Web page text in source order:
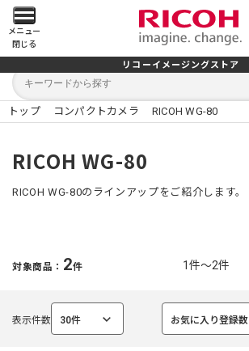
メ
イ
ン
メ
ニ
ュ
を
く
メニュー
閉じる
リコーイメージングストア
キ
ワ
ー
トップ コンパクトカメラ RICOH WG-80
RICOH WG-80
RICOH WG-80のラインアップをご紹介します。
対象商品： 2件 1件～2件
表示件数 30件
選
お気に入り登録数
選